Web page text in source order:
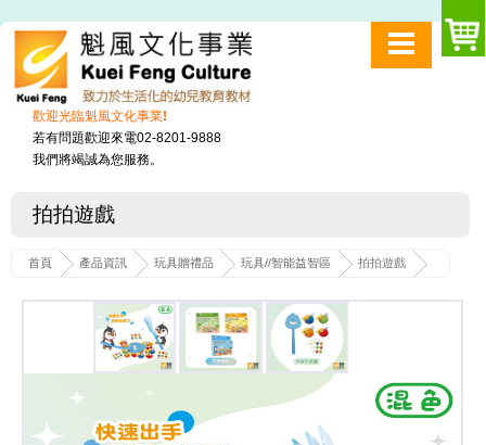
歡迎光臨魁風文化事業!
若有問題歡迎來電02-8201-9888
我們將竭誠為您服務。
拍拍遊戲
首頁 產品資訊 玩具贈禮品 玩具//智能益智區 拍拍遊戲